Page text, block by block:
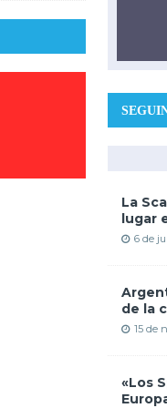
La
lugar
6 de
de la
15 de
«Los